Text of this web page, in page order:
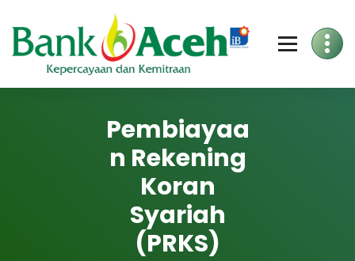
to
Content
Pembiayaa
n Rekening
Koran
Syariah
(PRKS)